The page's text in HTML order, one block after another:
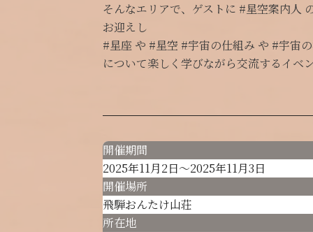
そんなエリアで、ゲストに #星空案内人
お迎えし
#星座 や #星空 #宇宙の仕組み や #宇宙
について楽しく学びながら交流するイベ
開催期間
2025年11月2日～2025年11月3日
開催場所
飛騨おんたけ山荘
所在地